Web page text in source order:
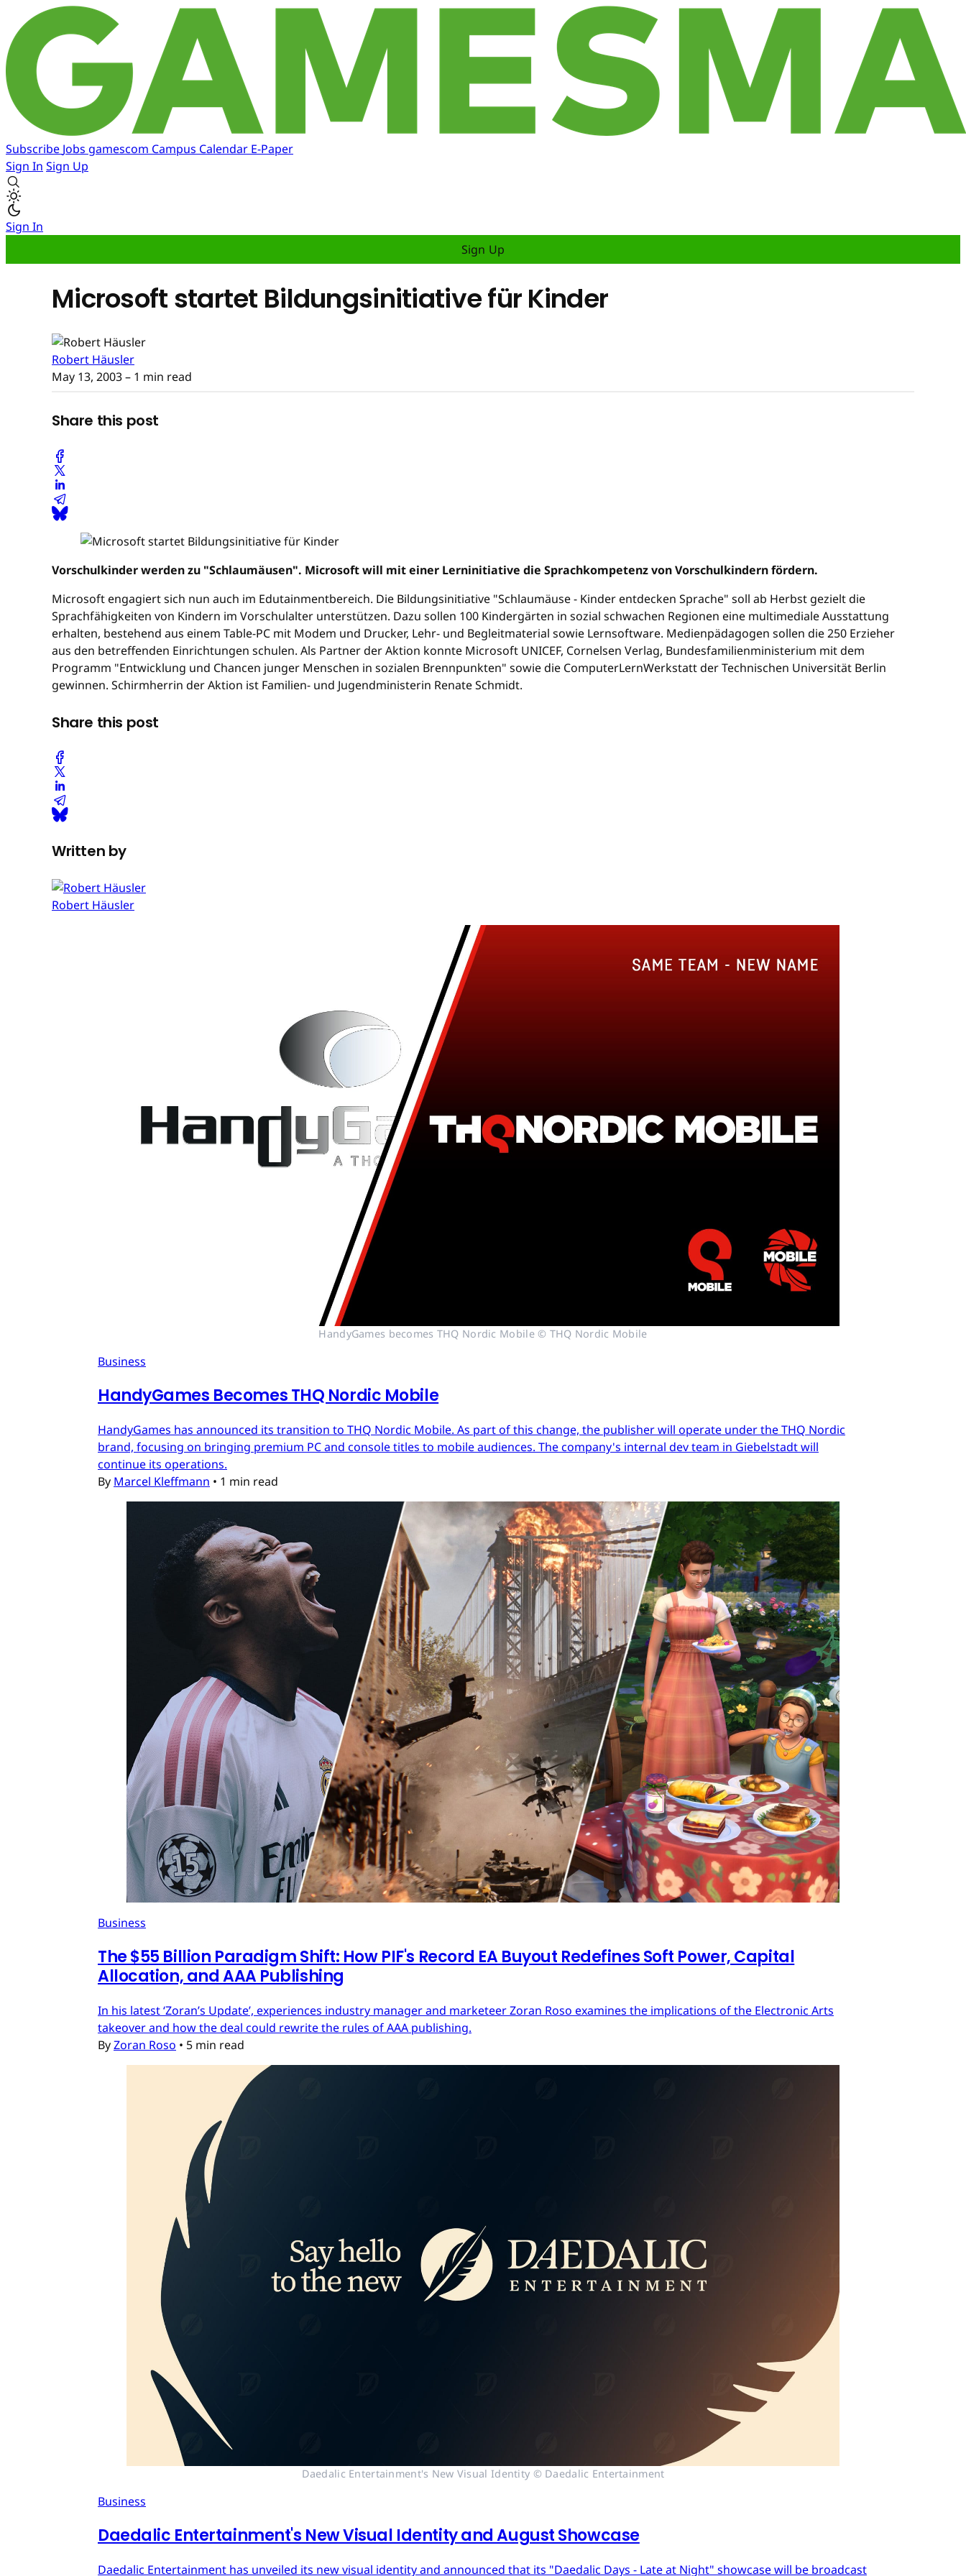
Subscribe Jobs gamescom Campus Calendar E-Paper
Sign In Sign Up
Sign In
Sign Up
Microsoft startet Bildungsinitiative für Kinder
Robert Häusler
May 13, 2003– 1 min read
Share this post
Vorschulkinder werden zu "Schlaumäusen". Microsoft will mit einer Lerninitiative die Sprachkompetenz von Vorschulkindern fördern.
Microsoft engagiert sich nun auch im Edutainmentbereich. Die Bildungsinitiative "Schlaumäuse - Kinder entdecken Sprache" soll ab Herbst gezielt die
Sprachfähigkeiten von Kindern im Vorschulalter unterstützen. Dazu sollen 100 Kindergärten in sozial schwachen Regionen eine multimediale Ausstattung
erhalten, bestehend aus einem Table-PC mit Modem und Drucker, Lehr- und Begleitmaterial sowie Lernsoftware. Medienpädagogen sollen die 250 Erzieher
aus den betreffenden Einrichtungen schulen. Als Partner der Aktion konnte Microsoft UNICEF, Cornelsen Verlag, Bundesfamilienministerium mit dem
Programm "Entwicklung und Chancen junger Menschen in sozialen Brennpunkten" sowie die ComputerLernWerkstatt der Technischen Universität Berlin
gewinnen. Schirmherrin der Aktion ist Familien- und Jugendministerin Renate Schmidt.
Share this post
Written by
Robert Häusler
HandyGames becomes THQ Nordic Mobile © THQ Nordic Mobile
Business
HandyGames Becomes THQ Nordic Mobile
HandyGames has announced its transition to THQ Nordic Mobile. As part of this change, the publisher will operate under the THQ Nordic
brand, focusing on bringing premium PC and console titles to mobile audiences. The company's internal dev team in Giebelstadt will
continue its operations.
By Marcel Kleffmann • 1 min read
Business
The $55 Billion Paradigm Shift: How PIF's Record EA Buyout Redefines Soft Power, Capital
Allocation, and AAA Publishing
In his latest ‘Zoran’s Update’, experiences industry manager and marketeer Zoran Roso examines the implications of the Electronic Arts
takeover and how the deal could rewrite the rules of AAA publishing.
ByZoran Roso • 5 min read
Daedalic Entertainment's New Visual Identity © Daedalic Entertainment
Business
Daedalic Entertainment's New Visual Identity and August Showcase
Daedalic Entertainment has unveiled its new visual identity and announced that its "Daedalic Days - Late at Night" showcase will be broadcast